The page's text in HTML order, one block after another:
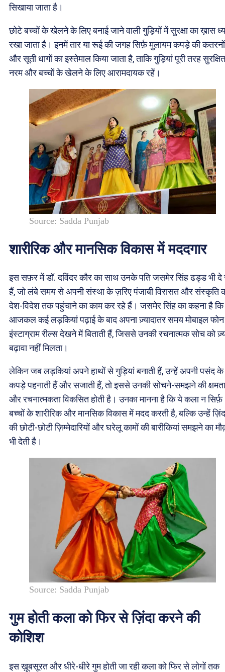
सिखाया जाता है।
छोटे बच्चों के खेलने के लिए बनाई जाने वाली गुड़ियों में सुरक्षा का ख़ास
रखा जाता है। इनमें तार या रूई की जगह सिर्फ़ मुलायम कपड़े की कतरनों
और सूती धागों का इस्तेमाल किया जाता है, ताकि गुड़ियां पूरी तरह
नरम और बच्चों के खेलने के लिए आरामदायक रहें।
Source: Sadda Punjab
शारीरिक और मानसिक विकास में मददगार
इस सफ़र में डॉ. दविंदर कौर का साथ उनके पति जसमेर सिंह ढड्ड भी दे
हैं, जो लंबे समय से अपनी संस्था के ज़रिए पंजाबी विरासत और संस्कृति
देश-विदेश तक पहुंचाने का काम कर रहे हैं। जसमेर सिंह का कहना है कि
आजकल कई लड़कियां पढ़ाई के बाद अपना ज़्यादातर समय मोबाइल फोन
इंस्टाग्राम रील्स देखने में बिताती हैं, जिससे उनकी रचनात्मक सोच को
बढ़ावा नहीं मिलता।
लेकिन जब लड़कियां अपने हाथों से गुड़ियां बनाती हैं, उन्हें अपनी पसंद के
कपड़े पहनाती हैं और सजाती हैं, तो इससे उनकी सोचने-समझने की क्षमता
और रचनात्मकता विकसित होती है। उनका मानना है कि ये कला न सिर्फ़
बच्चों के शारीरिक और मानसिक विकास में मदद करती है, बल्कि उन्हें
की छोटी-छोटी ज़िम्मेदारियों और घरेलू कामों की बारीकियां समझने का
भी देती है।
Source: Sadda Punjab
गुम होती कला को फिर से ज़िंदा करने की
कोशिश
इस ख़ूबसूरत और धीरे-धीरे गुम होती जा रही कला को फिर से लोगों तक